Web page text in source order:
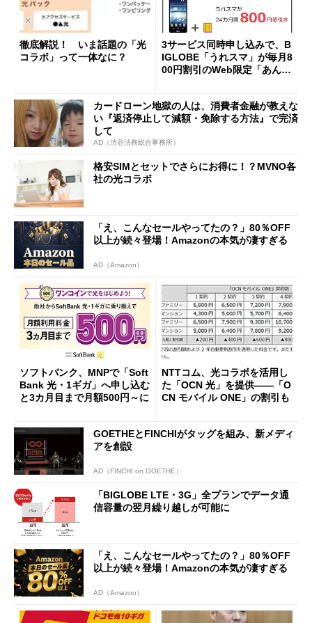
徹底解説！ いま話題の「光
コラボ」って一体なに？
3サービス同時申し込みで、B
IGLOBE「うれスマ」が毎月8
00円割引のWeb限定「あんし
カードローン地獄の人は、消費者金融が教えな
い『返済停止して減額・免除する方法』で完済
して
AD（渋谷法務総合事務所）
格安SIMとセットでさらにお得に！？MVNO各
社の光コラボ
「え、こんなセールやってたの？」80％OFF
以上が続々登場！Amazonの本気が凄すぎる
AD（Amazon）
ソフトバンク、MNPで「Soft
Bank 光・1ギガ」へ申し込む
と3カ月目まで月額500円～に
NTTコム、光コラボを活用し
た「OCN 光」を提供――「O
CN モバイル ONE」の割引も
GOETHEとFINCHIがタッグを組み、新メディ
アを創設
AD（FINCHI on GOETHE）
「BIGLOBE LTE・3G」全プランでデータ通
信容量の翌月繰り越しが可能に
「え、こんなセールやってたの？」80％OFF
以上が続々登場！Amazonの本気が凄すぎる
AD（Amazon）